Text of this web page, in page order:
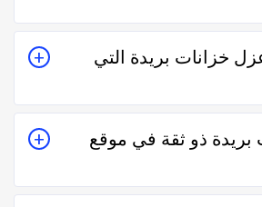
عزل خزانات بريدة من خلال
أو تليفونياً وطلب الخدمة
أو تقدير سعر الخدمة قبل الزيارة
خزانات بريدة التي
خزانات بريدة وفقاً لعدة عناصر
العمل وتوقيته وهل هو عمل
ذو ثقة في موقع
في موقع اطلب مهني ذو ثقة في